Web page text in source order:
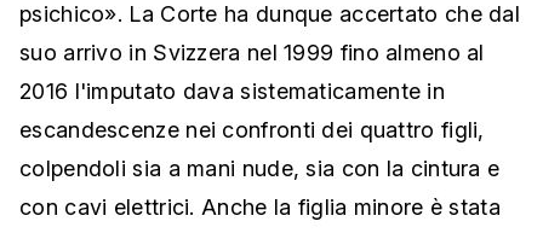
psichico». La Corte ha dunque accertato che dal
suo arrivo in Svizzera nel 1999 fino almeno al
2016 l'imputato dava sistematicamente in
escandescenze nei confronti dei quattro figli,
colpendoli sia a mani nude, sia con la cintura e
con cavi elettrici. Anche la figlia minore è stata